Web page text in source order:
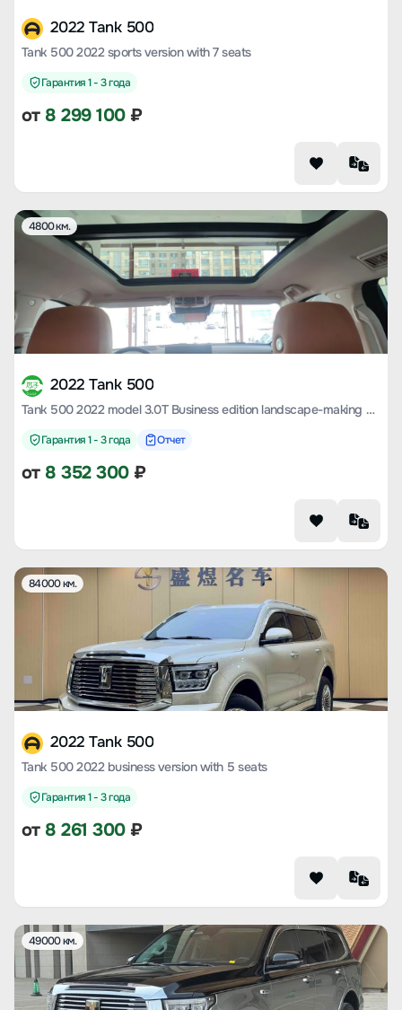
2022 Tank 500
Tank 500 2022 sports version with 7 seats
Гарантия 1 - 3 года
от 8 299 100₽
4800 км.
2022 Tank 500
Tank 500 2022 model 3.0T Business edition landscape-making 5-seater
Гарантия 1 - 3 года Отчет
от 8 352 300₽
84000 км.
2022 Tank 500
Tank 500 2022 business version with 5 seats
Гарантия 1 - 3 года
от 8 261 300₽
49000 км.